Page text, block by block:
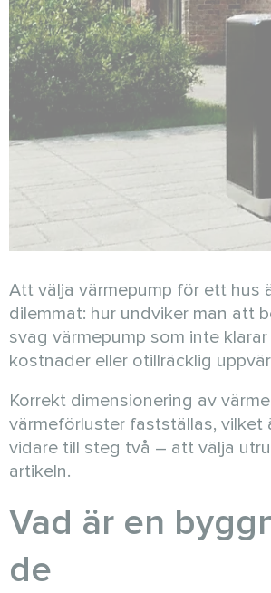
Att välja värmepump för ett hus
dilemmat: hur undviker man att
svag värmepump som inte
kostnader eller otillräcklig
Korrekt dimensionering av
värmeförluster fastställas, vilket
vidare till steg två – att välja
artikeln.
Vad är en
de